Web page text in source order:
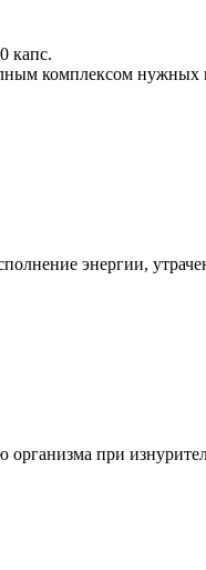
капс.
комплексом нужных
энергии,
при